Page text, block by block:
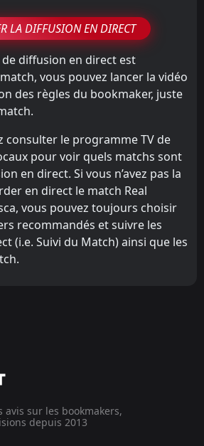
LA DIFFUSION EN DIRECT
diffusion en direct est
vous pouvez lancer la vidéo
des règles du bookmaker, juste
consulter le programme TV de
pour voir quels matchs sont
en direct. Si vous n’avez pas la
en direct le match Real
vous pouvez toujours choisir
recommandés et suivre les
(i.e. Suivi du Match) ainsi que les
avis sur les bookmakers,
depuis 2013